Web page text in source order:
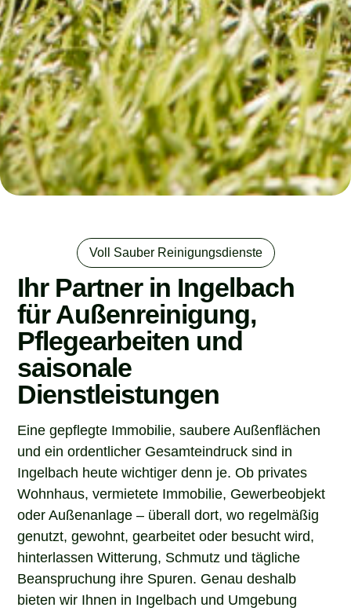
Voll Sauber Reinigungsdienste
Ihr Partner in Ingelbach
für Außenreinigung,
Pflegearbeiten und
saisonale
Dienstleistungen
Eine gepflegte Immobilie, saubere Außenflächen
und ein ordentlicher Gesamteindruck sind in
Ingelbach heute wichtiger denn je. Ob privates
Wohnhaus, vermietete Immobilie, Gewerbeobjekt
oder Außenanlage – überall dort, wo regelmäßig
genutzt, gewohnt, gearbeitet oder besucht wird,
hinterlassen Witterung, Schmutz und tägliche
Beanspruchung ihre Spuren. Genau deshalb
bieten wir Ihnen in Ingelbach und Umgebung